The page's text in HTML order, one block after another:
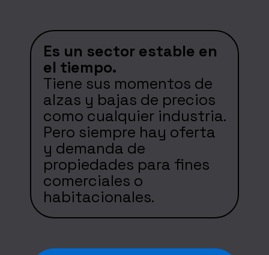
Es un sector estable en
el tiempo.
Tiene sus momentos de
alzas y bajas de precios
como cualquier industria.
Pero siempre hay oferta
y demanda de
propiedades para fines
comerciales o
habitacionales.